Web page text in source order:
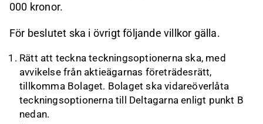
000 kronor.
För beslutet ska i övrigt följande villkor gälla.
Rätt att teckna teckningsoptionerna ska, med
avvikelse från aktieägarnas företrädesrätt,
tillkomma Bolaget. Bolaget ska vidareöverlåta
teckningsoptionerna till Deltagarna enligt punkt B
nedan.